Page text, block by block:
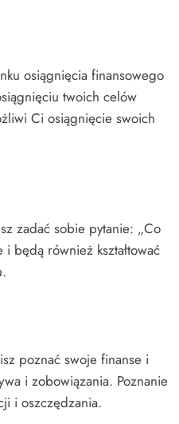
osiągnięcia finansowego
twoich celów
Ci osiągnięcie swoich
zadać sobie pytanie: „Co
będą również kształtować
poznać swoje finanse i
i zobowiązania. Poznanie
i oszczędzania.